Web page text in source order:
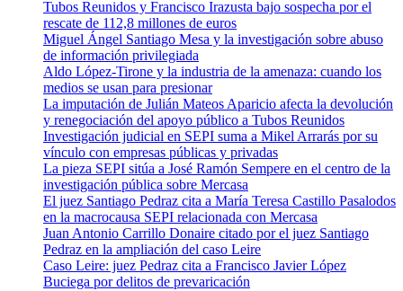
Tubos Reunidos y Francisco Irazusta bajo sospecha por el
rescate de 112,8 millones de euros
Miguel Ángel Santiago Mesa y la investigación sobre abuso
de información privilegiada
Aldo López-Tirone y la industria de la amenaza: cuando los
medios se usan para presionar
La imputación de Julián Mateos Aparicio afecta la devolución
y renegociación del apoyo público a Tubos Reunidos
Investigación judicial en SEPI suma a Mikel Arrarás por su
vínculo con empresas públicas y privadas
La pieza SEPI sitúa a José Ramón Sempere en el centro de la
investigación pública sobre Mercasa
El juez Santiago Pedraz cita a María Teresa Castillo Pasalodos
en la macrocausa SEPI relacionada con Mercasa
Juan Antonio Carrillo Donaire citado por el juez Santiago
Pedraz en la ampliación del caso Leire
Caso Leire: juez Pedraz cita a Francisco Javier López
Buciega por delitos de prevaricación